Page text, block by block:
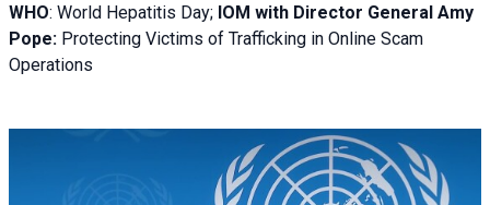
WHO: World Hepatitis Day; IOM with Director General Amy
Pope: Protecting Victims of Trafficking in Online Scam
Operations